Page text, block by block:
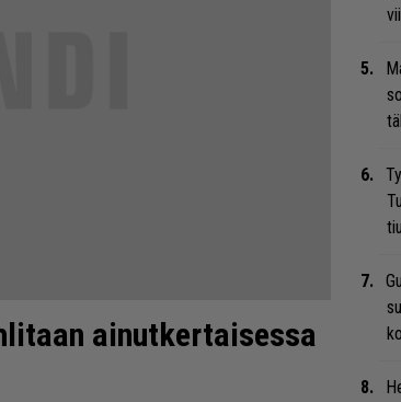
ainutkertaisessa